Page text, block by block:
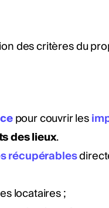
des critères du
pour couvrir les
des lieux.
récupérables
locataires ;